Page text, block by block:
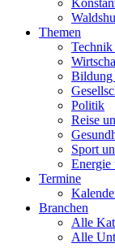
Themen
Politik
Reise
Sport
Termine
Branchen
Alle
Alle